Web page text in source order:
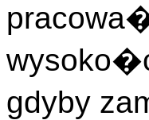
gdyby